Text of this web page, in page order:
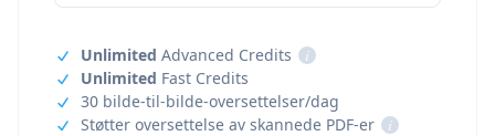
Unlimited Advanced Credits
i
Unlimited Fast Credits
30 bilde-til-bilde-oversettelser/dag
Støtter oversettelse av skannede PDF-er
i